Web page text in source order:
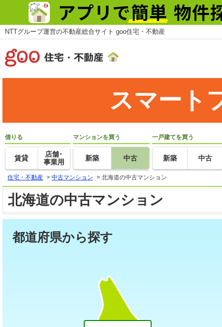
NTTグループ運営の不動産総合サイト goo住宅・不動産
スマート
借りる
賃貸
店舗･
事業用
マンションを買う
新築 中古
一戸建てを買う
新築 中古
住宅・不動産 > 中古マンション > 北海道の中古マンション
北海道の中古マンション
都道府県から探す